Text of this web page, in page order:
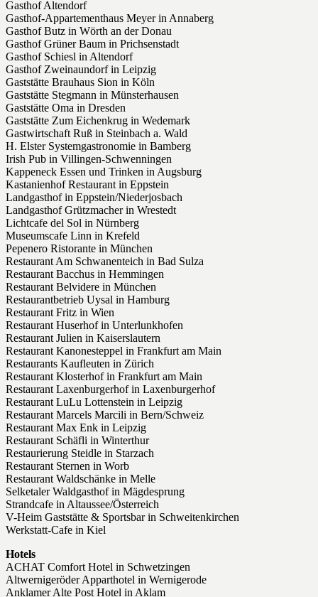
Gasthof Altendorf
Gasthof-Appartementhaus Meyer in Annaberg
Gasthof Butz in Wörth an der Donau
Gasthof Grüner Baum in Prichsenstadt
Gasthof Schiesl in Altendorf
Gasthof Zweinaundorf in Leipzig
Gaststätte Brauhaus Sion in Köln
Gaststätte Stegmann in Münsterhausen
Gaststätte Oma in Dresden
Gaststätte Zum Eichenkrug in Wedemark
Gastwirtschaft Ruß in Steinbach a. Wald
H. Elster Systemgastronomie in Bamberg
Irish Pub in Villingen-Schwenningen
Kappeneck Essen und Trinken in Augsburg
Kastanienhof Restaurant in Eppstein
Landgasthof in Eppstein/Niederjosbach
Landgasthof Grützmacher in Wrestedt
Lichtcafe del Sol in Nürnberg
Museumscafe Linn in Krefeld
Pepenero Ristorante in München
Restaurant Am Schwanenteich in Bad Sulza
Restaurant Bacchus in Hemmingen
Restaurant Belvidere in München
Restaurantbetrieb Uysal in Hamburg
Restaurant Fritz in Wien
Restaurant Huserhof in Unterlunkhofen
Restaurant Julien in Kaiserslautern
Restaurant Kanonesteppel in Frankfurt am Main
Restaurants Kaufleuten in Zürich
Restaurant Klosterhof in Frankfurt am Main
Restaurant Laxenburgerhof in Laxenburgerhof
Restaurant LuLu Lottenstein in Leipzig
Restaurant Marcels Marcili in Bern/Schweiz
Restaurant Max Enk in Leipzig
Restaurant Schäfli in Winterthur
Restaurierung Steidle in Starzach
Restaurant Sternen in Worb
Restaurant Waldschänke in Melle
Selketaler Waldgasthof in Mägdesprung
Strandcafe in Altaussee/Österreich
V-Heim Gaststätte & Sportsbar in Schweitenkirchen
Werkstatt-Cafe in Kiel
Hotels
ACHAT Comfort Hotel in Schwetzingen
Altwernigeröder Apparthotel in Wernigerode
Anklamer Alte Post Hotel in Aklam